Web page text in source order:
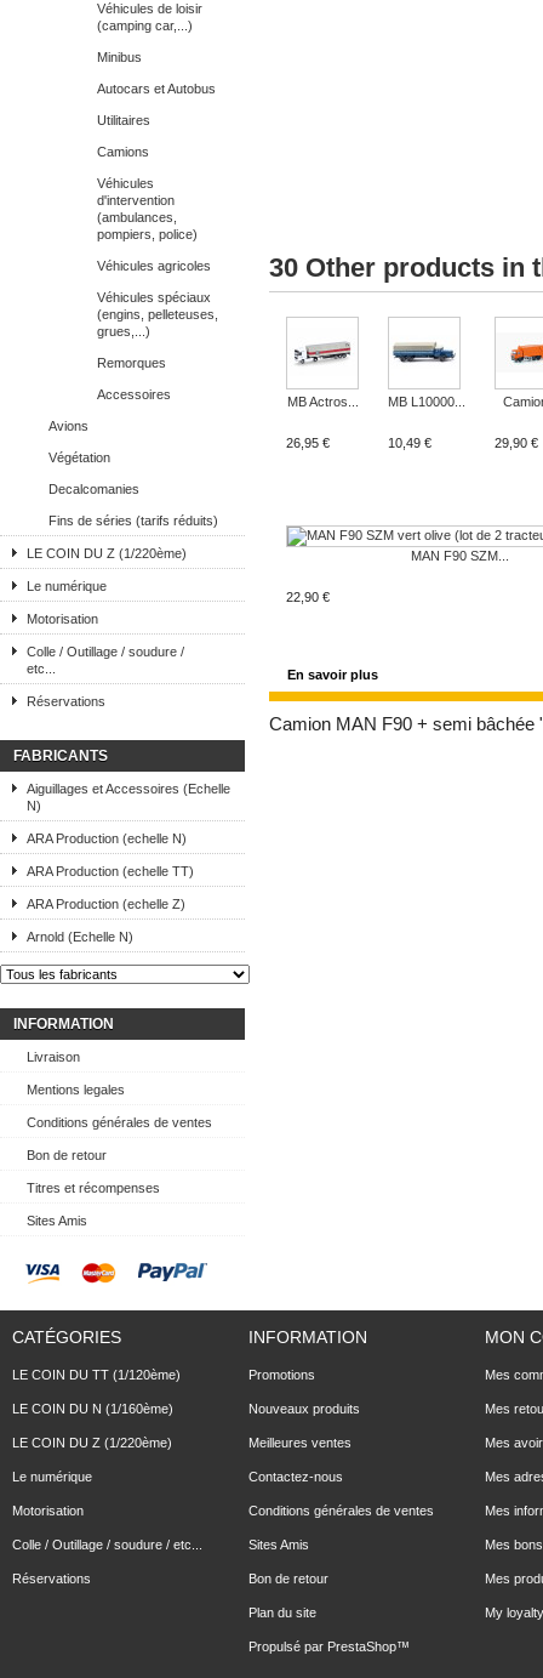
Véhicules de loisir
(camping car,...)
Minibus
Autocars et Autobus
Utilitaires
Camions
Véhicules
d'intervention
(ambulances,
pompiers, police)
Véhicules agricoles
Véhicules spéciaux
(engins, pelleteuses,
grues,...)
Remorques
Accessoires
Avions
Végétation
Decalcomanies
Fins de séries (tarifs réduits)
LE COIN DU Z (1/220ème)
Le numérique
Motorisation
Colle / Outillage / soudure /
etc...
Réservations
FABRICANTS
Aiguillages et Accessoires (Echelle
N)
ARA Production (echelle N)
ARA Production (echelle TT)
ARA Production (echelle Z)
Arnold (Echelle N)
INFORMATION
Livraison
Mentions legales
Conditions générales de ventes
Bon de retour
Titres et récompenses
Sites Amis
30 Other products in
MB Actros...
26,95 €
MB L10000...
10,49 € 29,90 €
MAN F90 SZM...
22,90 €
En savoir plus
Camion MAN F90 + semi bâchée
CATÉGORIES
LE COIN DU TT (1/120ème)
LE COIN DU N (1/160ème)
LE COIN DU Z (1/220ème)
Le numérique
Motorisation
Colle / Outillage / soudure / etc...
Réservations
INFORMATION
Promotions
Nouveaux produits
Meilleures ventes
Contactez-nous
Conditions générales de ventes
Sites Amis
Bon de retour
Plan du site
Propulsé par PrestaShop™
MON
Mes
Mes
Mes
Mes
Mes
Mes
Mes
My